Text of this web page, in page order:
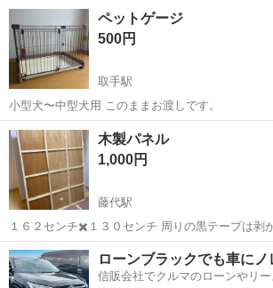
ペットゲージ
500円
取手駅
小型犬〜中型犬用 このままお渡しです。
茨城 取手市 取手駅
木製パネル
1,000円
藤代駅
１６２センチ✖️１３０センチ 周りの黒テープは剥
るので、テープは残ってる箇所あり ハイエースか軽トラでないと運搬
不可。 事情あり使用しないため上記価格で売ります。 その場で見て不
満であれ...
茨城 取手市 藤代駅 その他 テープ
ローンブラックでも車にノ
信販会社でクルマのローンやリ